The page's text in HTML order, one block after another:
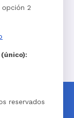
opción 2
reservados